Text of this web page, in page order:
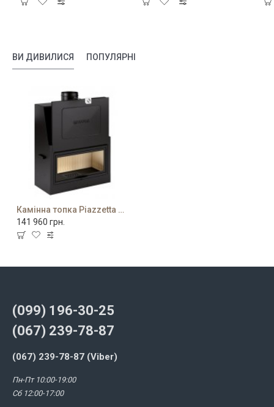
ВИ ДИВИЛИСЯ ПОПУЛЯРНІ
Камінна топка Piazzetta MA 263 SL
141 960 грн.
(099) 196-30-25
(067) 239-78-87
(067) 239-78-87 (Viber)
Пн-Пт 10:00-19:00
Сб 12:00-17:00